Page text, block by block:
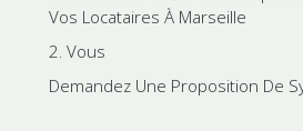
Vos Locataires À Marseille
2. Vous
Demandez Une Proposition De